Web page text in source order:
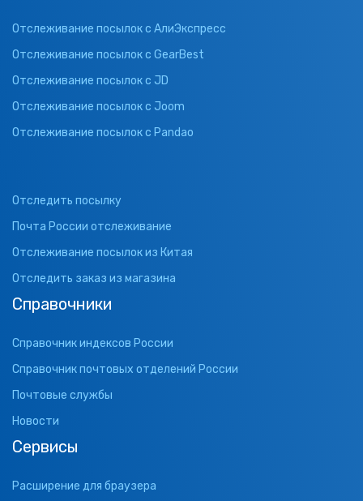
Отслеживание посылок с АлиЭкспресс
Отслеживание посылок с GearBest
Отслеживание посылок с JD
Отслеживание посылок с Joom
Отслеживание посылок с Pandao
Отследить посылку
Почта России отслеживание
Отслеживание посылок из Китая
Отследить заказ из магазина
Справочники
Справочник индексов России
Справочник почтовых отделений России
Почтовые службы
Новости
Сервисы
Расширение для браузера